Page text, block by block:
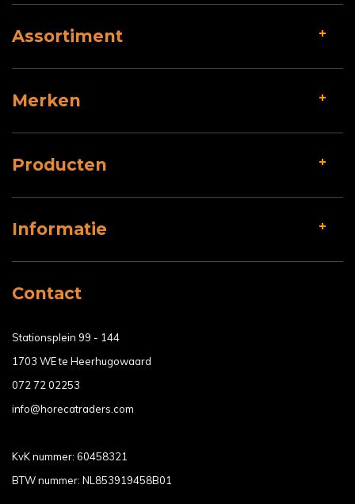
Assortiment
Merken
Producten
Informatie
Contact
Stationsplein 99 - 144
1703 WE te Heerhugowaard
072 72 02253
info@horecatraders.com
KvK nummer: 60458321
BTW nummer: NL853919458B01